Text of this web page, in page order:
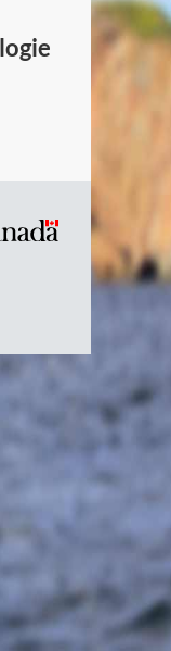
Symbole
Canada